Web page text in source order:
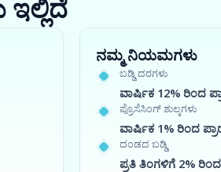
ಇಲ್ಲಿದೆ
ನಮ್ಮ ನಿಯಮಗಳು
ಬಡ್ಡಿ ದರಗಳು
ವಾರ್ಷಿಕ 12% ರಿಂದ
ಪ್ರೊಸೆಸಿಂಗ್ ಶುಲ್ಕಗಳು
ವಾರ್ಷಿಕ 1% ರಿಂದ
ದಂಡದ ಬಡ್ಡಿ
ಪ್ರತಿ ತಿಂಗಳಿಗೆ 2% ರಿಂದ